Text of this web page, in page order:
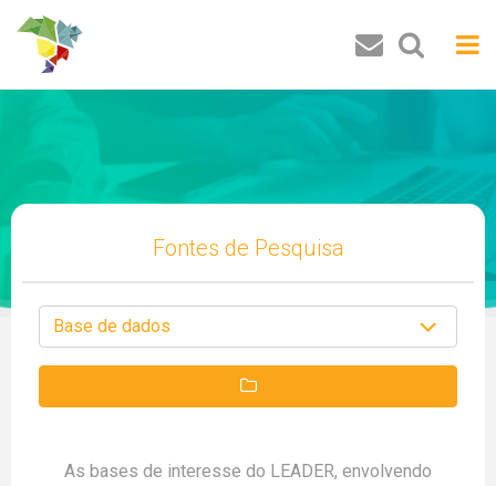
Buscar
Fontes de Pesquisa
As bases de interesse do LEADER, envolvendo